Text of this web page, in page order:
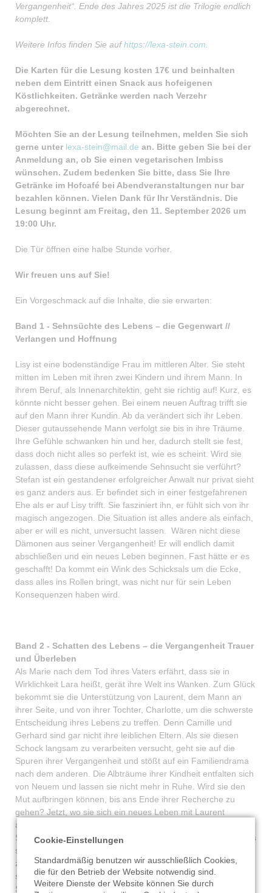
Vergangenheit“. Ende des Jahres 2025 ist die Trilogie endlich
komplett.
Weitere Infos finden Sie aufhttps://lexa-stein.com
Die Karten für die Lesung kosten 17€ und beinhalten
neben dem Eintritt einen Snack aus hofeigenen
Köstlichkeiten. Getränke werden nach Verzehr
abgerechnet.
Möchten Sie an der Lesung teilnehmen, melden Sie sich
gerne unter lexa-stein@mail.de an. Bitte geben Sie bei der
Anmeldung an, ob Sie einen vegetarischen Imbiss
wünschen. Zudem bedenken Sie bitte, dass Sie Ihre
Getränke im Hofcafé bei Abendveranstaltungen nur bar
bezahlen können. Vielen Dank für Ihr Verständnis. Die
Lesung beginnt am Freitag, den 11. September 2026 um
19:00 Uhr.
Die Tür öffnen eine halbe Stunde vorher.
Wir freuen uns auf Sie!
Ein Vorgeschmack auf die Inhalte, die sie erwarten:
Band 1 - Sehnsüchte des Lebens – die Gegenwart //
Verlangen und Hoffnung
Lisy ist eine bodenständige Frau im mittleren Alter. Sie steht
mitten im Leben mit ihren zwei Kindern und ihrem Mann. In
ihrem Beruf, als Innenarchitektin, geht sie richtig auf! Kurz, es
könnte nicht besser gehen. Bei einem neuen Auftrag trifft sie
auf den Mann ihrer Kundin. Ab da verändert sich ihr Leben.
Dieser gutaussehende Mann verfolgt sie bis in ihre Träume.
Ihre Gefühle schwanken hin und her, dadurch stellt sie fest,
dass doch nicht alles so perfekt ist, wie es scheint. Wird sie
zulassen, dass diese aufkeimende Sehnsucht sie verführt?
Stefan ist ein gestandener erfolgreicher Anwalt nur privat sieht
es ganz anders aus. Er befindet sich in einer festgefahrenen
Ehe als er auf Lisy trifft. Sie fasziniert ihn, er fühlt sich von ihr
magisch angezogen. Die Situation ist alles andere als einfach,
aber er will es nicht, unversucht lassen. Wären nicht diese
Dämonen aus seiner Vergangenheit! Er will endlich damit
abschließen und ein neues Leben beginnen. Fast hätte er es
geschafft! Da kommt ein Wink des Schicksals um die Ecke,
dass alles ins Rollen bringt, was nicht nur für sein Leben
Konsequenzen haben wird.
Band 2 - Schatten des Lebens – die Vergangenheit Trauer
und Überleben
Als Marie nach dem Tod ihres Vaters erfährt, dass sie in
Wirklichkeit Lara heißt, gerät ihre Welt ins Wanken. Zum Glück
bekommt sie die Unterstützung von Laurent, dem Mann an
ihrer Seite, und von ihrer Tochter, Charlotte, um die schwerste
Entscheidung ihres Lebens zu treffen. Denn Camille und
Gerhard sind gar nicht ihre leiblichen Eltern. Als sie diesen
Schock langsam zu verarbeiten versucht, geht sie auf die
Spuren ihrer Vergangenheit und stößt auf ein Familiendrama
nach dem anderen. Die Albträume ihrer Kindheit entfalten sich
von Neuem und lassen sie nicht mehr in Ruhe. Wird sie den
Mut aufbringen können, bis ans Ende ihrer Recherche zu
gehen? Jetzt, wo sie sich ein neues Leben mit Laurent
aufgebaut hat? Wird sie ihre leiblichen Eltern wiederfinden?
Stefan van der Falk ist immer noch fest davon überzeugt, dass
seine Schwester lebt. Als seine Mutter ihm ein Foto von ihr
zeigt, dass sie gerade aus Quimper bekommen hat, fühlt er
sich darin bestätigt. Was hat das zu bedeuten? Er will der
Sache auf den Grund gehen. Nur sein Vater ist sehr krank und
Cookie-Einstellungen
Standardmäßig benutzen wir ausschließlich Cookies,
die für den Betrieb der Website notwendig sind.
Weitere Dienste der Website können Sie durch